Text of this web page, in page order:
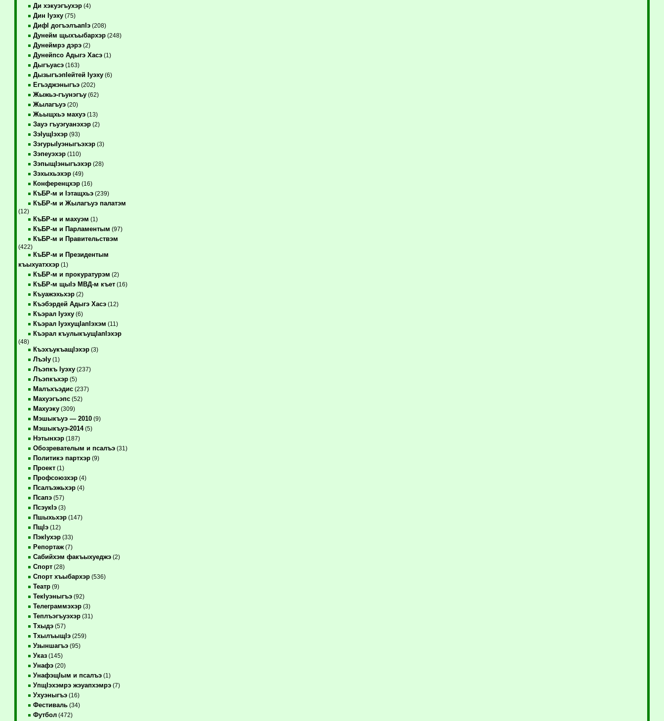
Ди хэкуэгъухэр(4)
Дин Iуэху(75)
ДифI догъэлъапIэ(208)
Дунейм щыхъыбархэр(248)
Дунеймрэ дэрэ(2)
Дунейпсо Адыгэ Хасэ(1)
Дыгъуасэ(163)
ДызыгъэпIейтей Iуэху(6)
Егъэджэныгъэ(202)
Жыжьэ-гъунэгъу(62)
Жылагъуэ(20)
Жьыщхьэ махуэ(13)
Зауэ гъуэгуанэхэр(2)
ЗэIущIэхэр(93)
ЗэгурыIуэныгъэхэр(3)
Зэпеуэхэр(110)
ЗэпыщIэныгъэхэр(28)
Зэхыхьэхэр(49)
Конференцхэр(16)
КъБР-м и Iэтащхьэ(239)
КъБР-м и Жылагъуэ палатэм
(12)
КъБР-м и махуэм (1)
КъБР-м и Парламентым (97)
КъБР-м и Правительствэм
(422)
КъБР-м и Президентым
къыхуатххэр(1)
КъБР-м и прокуратурэм (2)
КъБР-м щыIэ МВД-м къет(16)
Къуажэхьхэр(2)
Къэбэрдей Адыгэ Хасэ(12)
Къэрал Iуэху(6)
Къэрал IуэхущIапIэхэм (11)
Къэрал къулыкъущIапIэхэр
(48)
КъэхъукъащIэхэр(3)
ЛъэIу(1)
Лъэпкъ Iуэху(237)
Лъэпкъхэр(5)
Малъхъэдис(237)
Махуэгъэпс(52)
Махуэку(309)
Мэшыкъуэ — 2010(9)
Мэшыкъуэ-2014(5)
Нэтынхэр(187)
Обозревателым и псалъэ(31)
Политикэ партхэр(9)
Проект(1)
Профсоюзхэр(4)
Псалъэжьхэр(4)
Псапэ(57)
ПсэукIэ(3)
Пшыхьхэр(147)
ПщIэ(12)
ПэкIухэр(33)
Репортаж(7)
Сабийхэм факъыхуеджэ(2)
Спорт(28)
Спорт хъыбархэр(536)
Театр(9)
ТекIуэныгъэ(92)
Телеграммэхэр(3)
Теплъэгъуэхэр(31)
Тхыдэ(57)
ТхылъыщIэ(259)
Узыншагъэ(95)
Указ(145)
Унафэ(20)
УнафэщIым и псалъэ(1)
УпщIэхэмрэ жэуапхэмрэ(7)
Ухуэныгъэ(16)
Фестиваль(34)
Футбол(472)